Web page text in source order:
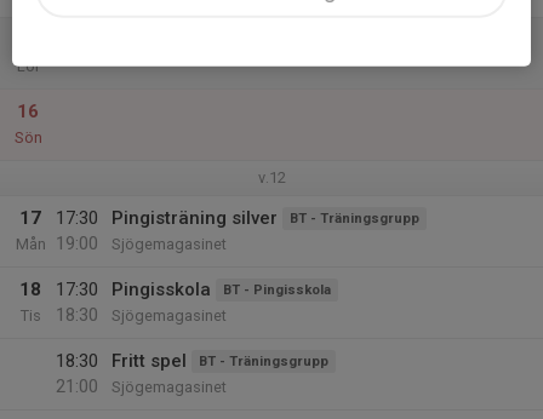
Lör
16
Sön
v.12
17
Mån
17:30
19:00
Pingisträning silver BT - Träningsgrupp
Sjögemagasinet
18
Tis
17:30
18:30
Pingisskola BT - Pingisskola
Sjögemagasinet
18:30
21:00
Fritt spel BT - Träningsgrupp
Sjögemagasinet